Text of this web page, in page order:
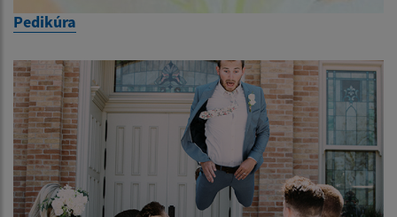
Pedikúra